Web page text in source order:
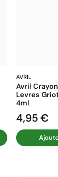
AVRIL
Avril
Levres
4ml
Prix
4,95 €